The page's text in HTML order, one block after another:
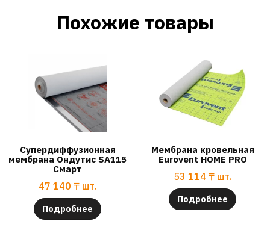
Похожие товары
Супердиффузионная
мембрана Ондутис SA115
Смарт
47 140 ₸ шт.
Подробнее
Мембрана кровельная
Eurovent HOME PRO
53 114 ₸ шт.
Подробнее